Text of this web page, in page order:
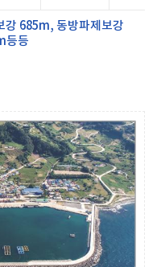
강 685m, 동방파제보강
등등